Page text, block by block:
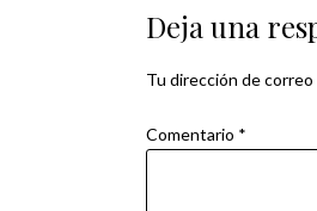
de
entradas
Deja una
Tu dirección de
Comentario *